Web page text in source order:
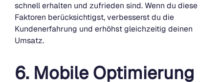
schnell erhalten und zufrieden sind. Wenn du diese
Faktoren berücksichtigst, verbesserst du die
Kundenerfahrung und erhöhst gleichzeitig deinen
Umsatz.
6. Mobile Optimierung